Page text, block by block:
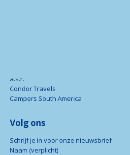
a.s.r.
Condor Travels
Campers South America
Volg ons
Schrijf je in voor onze nieuwsbrief
Naam (verplicht)